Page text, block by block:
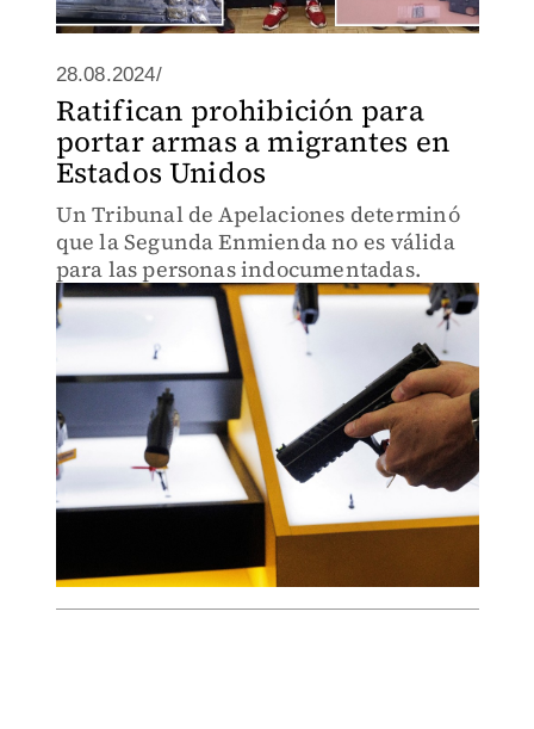
28.08.2024/
Ratifican prohibición para
portar armas a migrantes en
Estados Unidos
Un Tribunal de Apelaciones determinó
que la Segunda Enmienda no es válida
para las personas indocumentadas.